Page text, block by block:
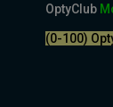
OptyClub
(0-100)